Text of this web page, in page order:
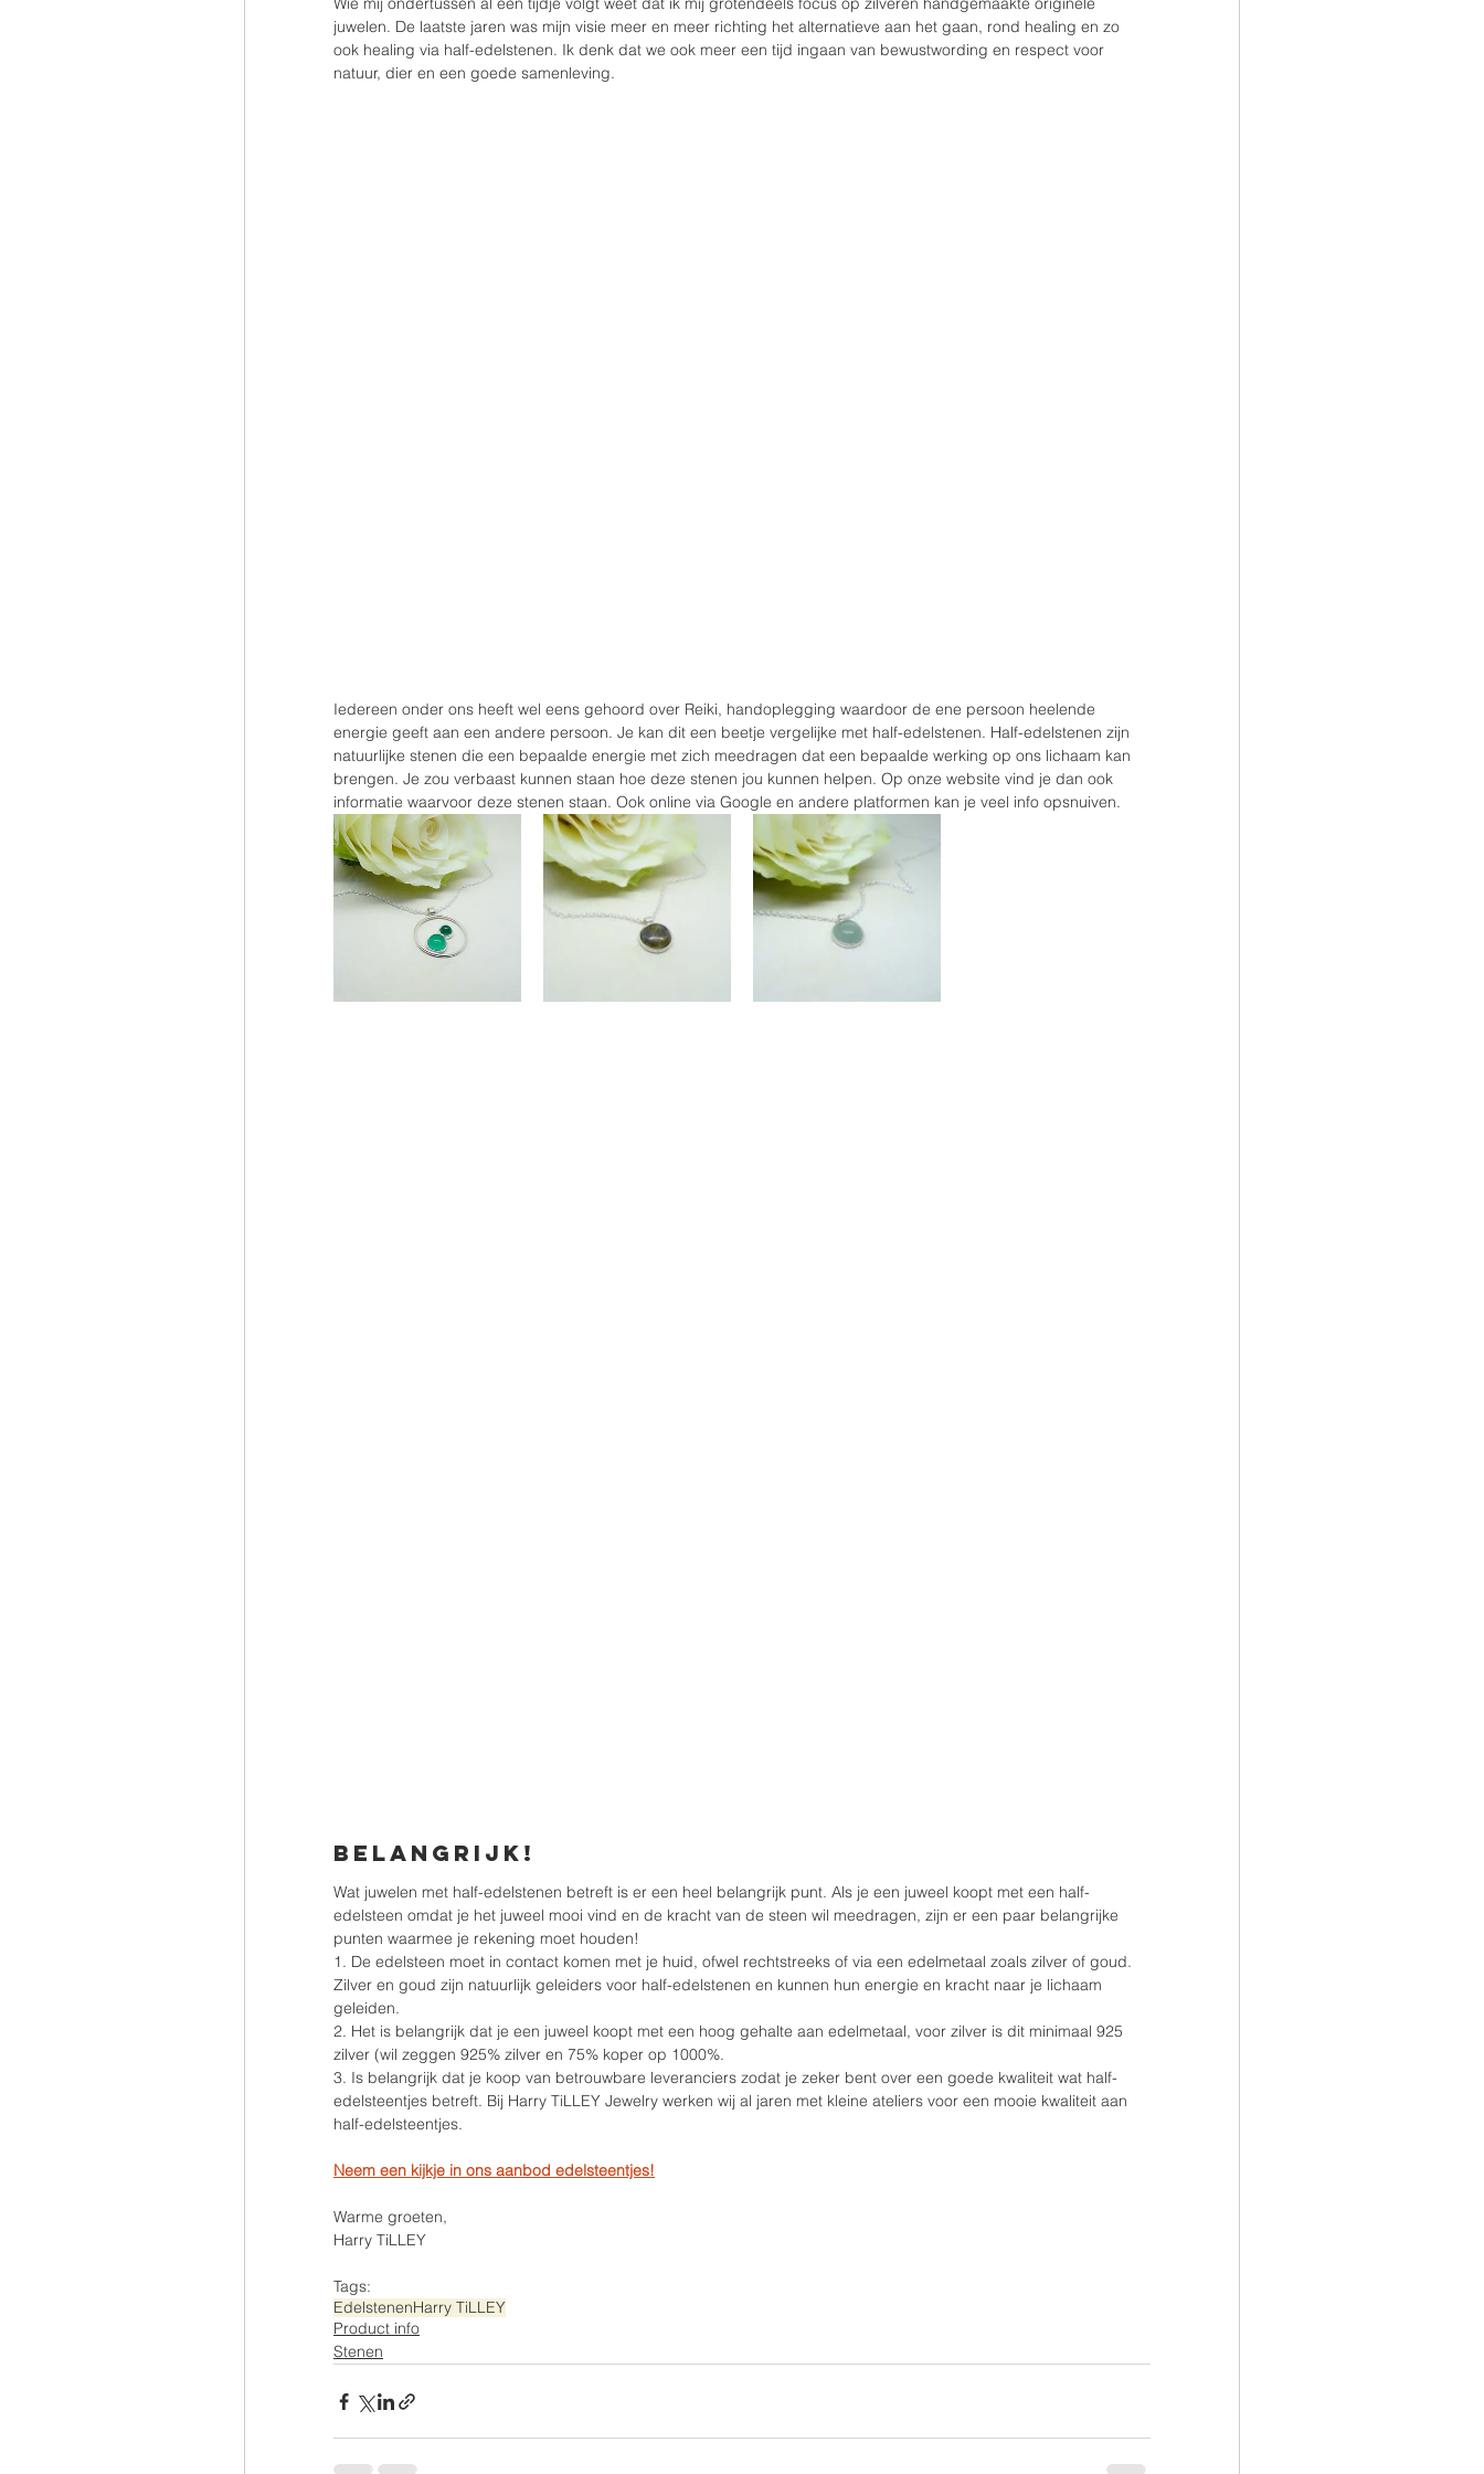
juwelen. De laatste jaren was mijn visie meer en meer richting het alternatieve aan het gaan, rond healing en zo
ook healing via half-edelstenen. Ik denk dat we ook meer een tijd ingaan van bewustwording en respect voor
natuur, dier en een goede samenleving.
Iedereen onder ons heeft wel eens gehoord over Reiki, handoplegging waardoor de ene persoon heelende
energie geeft aan een andere persoon. Je kan dit een beetje vergelijke met half-edelstenen. Half-edelstenen zijn
natuurlijke stenen die een bepaalde energie met zich meedragen dat een bepaalde werking op ons lichaam kan
brengen. Je zou verbaast kunnen staan hoe deze stenen jou kunnen helpen. Op onze website vind je dan ook
informatie waarvoor deze stenen staan. Ook online via Google en andere platformen kan je veel info opsnuiven.
Belangrijk!
Wat juwelen met half-edelstenen betreft is er een heel belangrijk punt. Als je een juweel koopt met een half-
edelsteen omdat je het juweel mooi vind en de kracht van de steen wil meedragen, zijn er een paar belangrijke
punten waarmee je rekening moet houden!
1. De edelsteen moet in contact komen met je huid, ofwel rechtstreeks of via een edelmetaal zoals zilver of goud.
Zilver en goud zijn natuurlijk geleiders voor half-edelstenen en kunnen hun energie en kracht naar je lichaam
geleiden.
2. Het is belangrijk dat je een juweel koopt met een hoog gehalte aan edelmetaal, voor zilver is dit minimaal 925
zilver (wil zeggen 925% zilver en 75% koper op 1000%.
3. Is belangrijk dat je koop van betrouwbare leveranciers zodat je zeker bent over een goede kwaliteit wat half-
edelsteentjes betreft. Bij Harry TiLLEY Jewelry werken wij al jaren met kleine ateliers voor een mooie kwaliteit aan
half-edelsteentjes.
Neem een kijkje in ons aanbod edelsteentjes!
Warme groeten,
Harry TiLLEY
Tags:
EdelstenenHarry TiLLEY
Product info
Stenen